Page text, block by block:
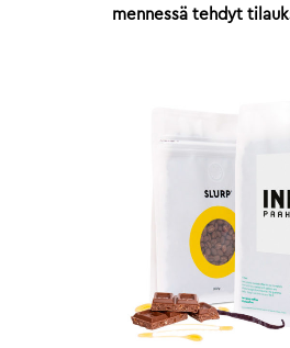
mennessä tehdyt